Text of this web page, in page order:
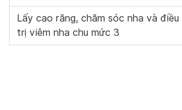
Lấy cao răng, chăm sóc nha và điều
trị viêm nha chu mức 3